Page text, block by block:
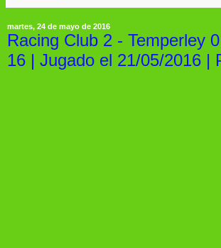
martes, 24 de mayo de 2016
Racing Club 2 - Temperley
16 | Jugado el 21/05/2016 |